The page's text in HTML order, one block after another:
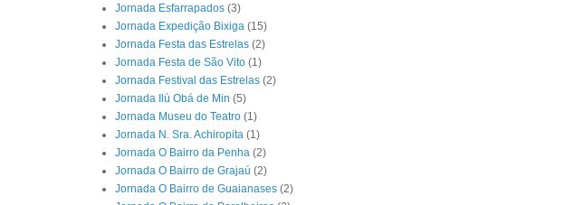
Jornada Esfarrapados (3)
Jornada Expedição Bixiga (15)
Jornada Festa das Estrelas (2)
Jornada Festa de São Vito (1)
Jornada Festival das Estrelas (2)
Jornada Ilú Obá de Min (5)
Jornada Museu do Teatro (1)
Jornada N. Sra. Achiropita (1)
Jornada O Bairro da Penha (2)
Jornada O Bairro de Grajaú (2)
Jornada O Bairro de Guaianases (2)